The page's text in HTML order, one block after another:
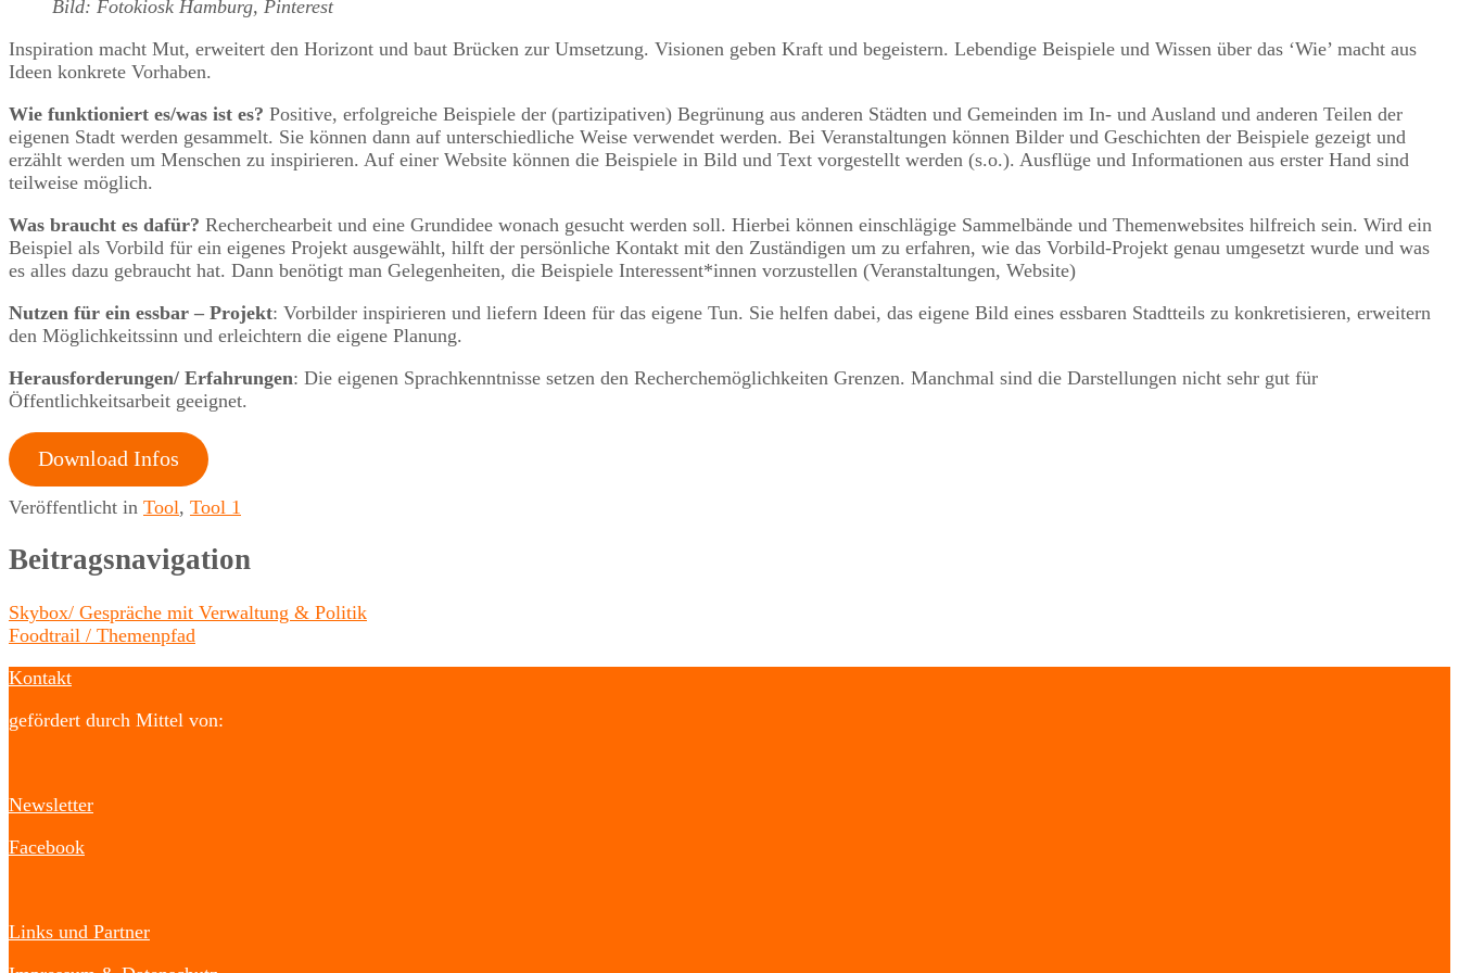
Bild: Fotokiosk Hamburg, Pinterest
Inspiration macht Mut, erweitert den Horizont und baut Brücken zur Umsetzung. Visionen geben Kraft und begeistern. Lebendige Beispiele und Wissen über das ‘Wie’ macht aus
Ideen konkrete Vorhaben.
Wie funktioniert es/was ist es? Positive, erfolgreiche Beispiele der (partizipativen) Begrünung aus anderen Städten und Gemeinden im In- und Ausland und anderen Teilen der
eigenen Stadt werden gesammelt. Sie können dann auf unterschiedliche Weise verwendet werden. Bei Veranstaltungen können Bilder und Geschichten der Beispiele gezeigt und
erzählt werden um Menschen zu inspirieren. Auf einer Website können die Beispiele in Bild und Text vorgestellt werden (s.o.). Ausflüge und Informationen aus erster Hand sind
teilweise möglich.
Was braucht es dafür? Recherchearbeit und eine Grundidee wonach gesucht werden soll. Hierbei können einschlägige Sammelbände und Themenwebsites hilfreich sein. Wird ein
Beispiel als Vorbild für ein eigenes Projekt ausgewählt, hilft der persönliche Kontakt mit den Zuständigen um zu erfahren, wie das Vorbild-Projekt genau umgesetzt wurde und was
es alles dazu gebraucht hat. Dann benötigt man Gelegenheiten, die Beispiele Interessent*innen vorzustellen (Veranstaltungen, Website)
Nutzen für ein essbar – Projekt: Vorbilder inspirieren und liefern Ideen für das eigene Tun. Sie helfen dabei, das eigene Bild eines essbaren Stadtteils zu konkretisieren, erweitern
den Möglichkeitssinn und erleichtern die eigene Planung.
Herausforderungen/ Erfahrungen: Die eigenen Sprachkenntnisse setzen den Recherchemöglichkeiten Grenzen. Manchmal sind die Darstellungen nicht sehr gut für
Öffentlichkeitsarbeit geeignet.
Download Infos
Veröffentlicht in Tool, Tool 1
Beitragsnavigation
Skybox/ Gespräche mit Verwaltung & Politik
Foodtrail / Themenpfad
Kontakt
gefördert durch Mittel von:
Newsletter
Facebook
Links und Partner